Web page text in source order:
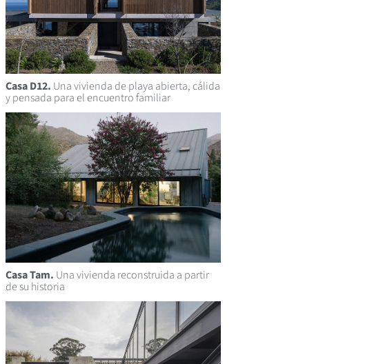
Casa D12. Una vivienda de playa abierta, cálida
y pensada para el encuentro familiar
Casa Tam. Una vivienda reconstruida a partir
de su historia